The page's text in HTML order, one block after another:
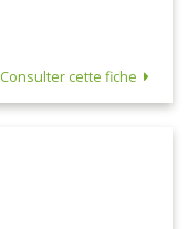
Consulter cette fiche